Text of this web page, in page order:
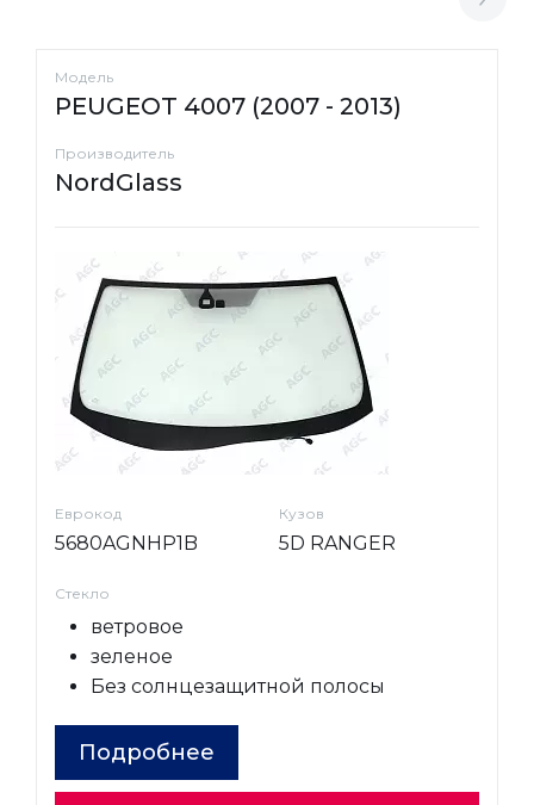
Модель
PEUGEOT 4007 (2007 - 2013)
Производитель
NordGlass
Еврокод
5680AGNHP1B
Кузов
5D RANGER
Стекло
ветровое
зеленое
Без солнцезащитной полосы
Подробнее